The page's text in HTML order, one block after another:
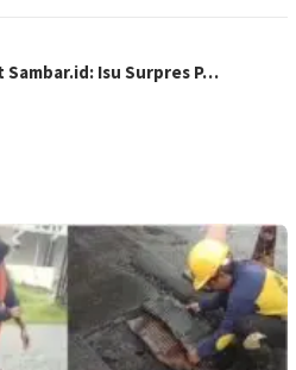
Sambar.id: Isu Surpres P…